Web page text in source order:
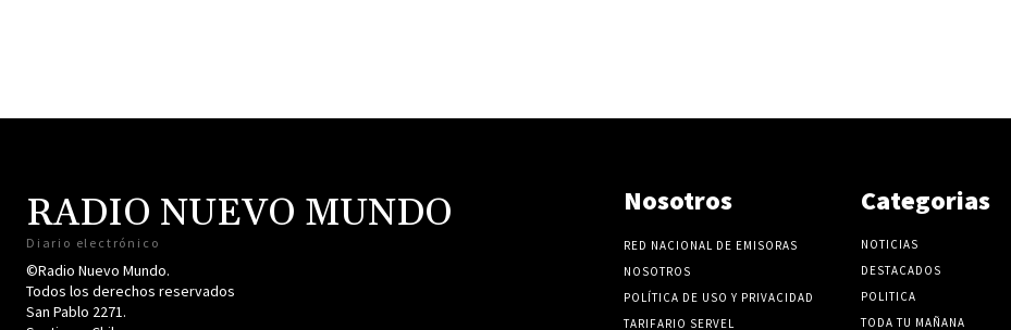
RADIO NUEVO MUNDO
Diario electrónico
©Radio Nuevo Mundo.
Todos los derechos reservados
San Pablo 2271.
Nosotros
RED NACIONAL DE EMISORAS
NOSOTROS
POLÍTICA DE USO Y PRIVACIDAD
TARIFARIO SERVEL
Categorias
NOTICIAS
DESTACADOS
POLITICA
TODA TU MAÑANA